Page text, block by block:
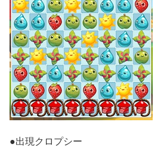
●出現クロプシー